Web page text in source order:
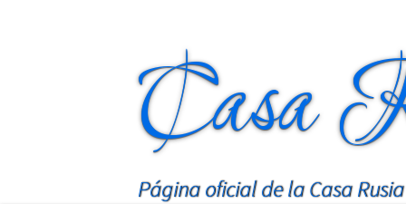
Casa
Página oficial de la Casa